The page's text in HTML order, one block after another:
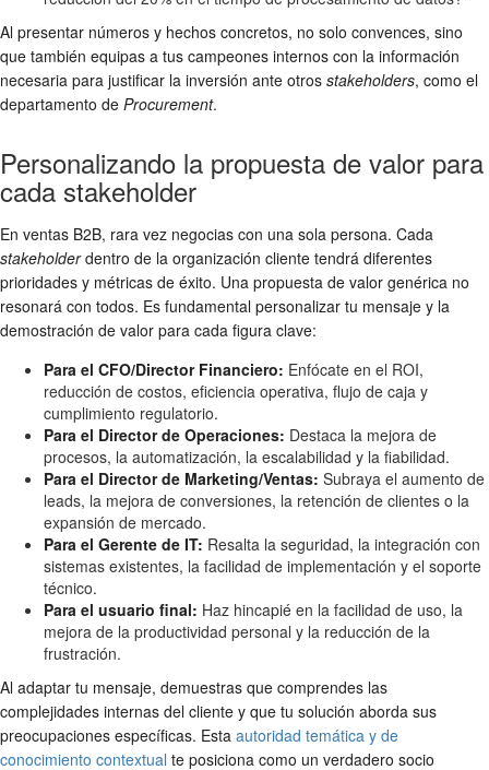
Al presentar números y hechos concretos, no solo convences, sino
que también equipas a tus campeones internos con la información
necesaria para justificar la inversión ante otros stakeholders, como el
departamento de Procurement.
Personalizando la propuesta de valor para
cada stakeholder
En ventas B2B, rara vez negocias con una sola persona. Cada
stakeholderdentro de la organización cliente tendrá diferentes
prioridades y métricas de éxito. Una propuesta de valor genérica no
resonará con todos. Es fundamental personalizar tu mensaje y la
demostración de valor para cada figura clave:
Para el CFO/Director Financiero: Enfócate en el ROI,
reducción de costos, eficiencia operativa, flujo de caja y
cumplimiento regulatorio.
Para el Director de Operaciones: Destaca la mejora de
procesos, la automatización, la escalabilidad y la fiabilidad.
Para el Director de Marketing/Ventas: Subraya el aumento de
leads, la mejora de conversiones, la retención de clientes o la
expansión de mercado.
Para el Gerente de IT: Resalta la seguridad, la integración con
sistemas existentes, la facilidad de implementación y el soporte
técnico.
Para el usuario final: Haz hincapié en la facilidad de uso, la
mejora de la productividad personal y la reducción de la
frustración.
Al adaptar tu mensaje, demuestras que comprendes las
complejidades internas del cliente y que tu solución aborda sus
preocupaciones específicas. Esta autoridad temática y de
conocimiento contextual te posiciona como un verdadero socio